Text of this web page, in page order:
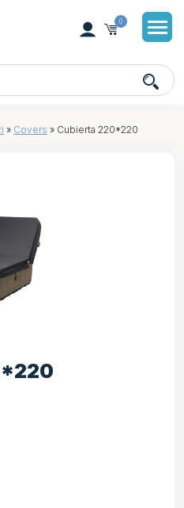
0
» Covers » Cubierta 220*220